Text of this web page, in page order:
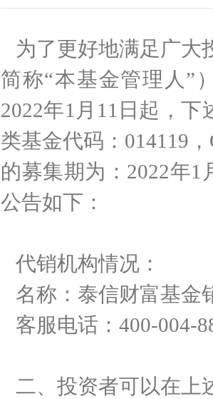
为了更好地满足广大
简称“本基金管理人”
2022年1 月 11 日起，下
类基金代码： 014119 ，
的募集期为： 2022年1
公告如下：
代销机构情况：
名称：泰信财富基金
客服电话： 400-004-
二、投资者可以在上